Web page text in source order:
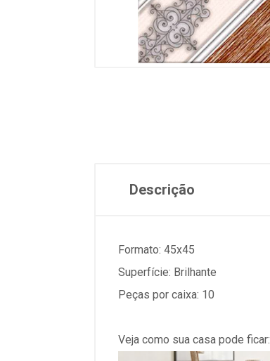
Descrição
Formato: 45x45
Superfície: Brilhante
Peças por caixa: 10
Veja como sua casa pode ficar: